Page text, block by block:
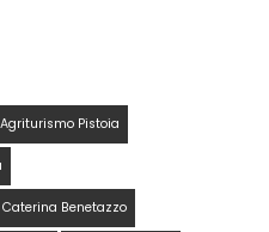
Pistoia
Caterina Benetazzo